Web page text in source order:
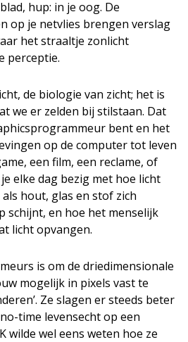
hup: in je oog. De
op je netvlies brengen verslag
het straaltje zonlicht
perceptie.
de biologie van zicht; het is
we er zelden bij stilstaan. Dat
bent en het
op de computer tot leven
een film, een reclame, of
elke dag bezig met hoe licht
hout, glas en stof zich
schijnt, en hoe het menselijk
licht opvangen.
is om de driedimensionale
mogelijk in pixels vast te
Ze slagen er steeds beter
time levensecht op een
wilde wel eens weten hoe ze